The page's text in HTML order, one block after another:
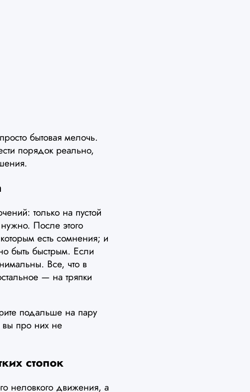
бытовая мелочь.
порядок реально,
только на пустой
После этого
есть сомнения; и
быть быстрым. Если
Все, что в
— на тряпки
подальше на пару
про них не
стопок
неловкого движения, а